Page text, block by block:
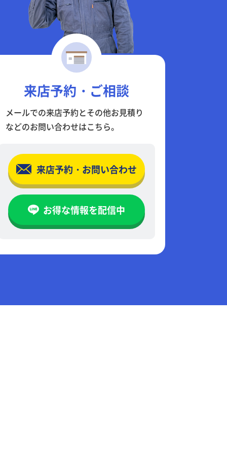
来店予約・ご相談
メールでの来店予約とその他お見積り
などのお問い合わせはこちら。
来店予約・お問い合わせ
お得な情報を配信中